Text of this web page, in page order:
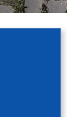
Bau und Planung